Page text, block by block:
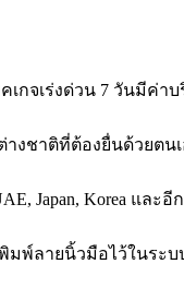
กจเร่งด่วน 7 วันมีค่าบ
ชาติที่ต้องยื่นด้วยตนเ
Japan, Korea และ
มพ์ลายนิ้วมือไว้ในระบ